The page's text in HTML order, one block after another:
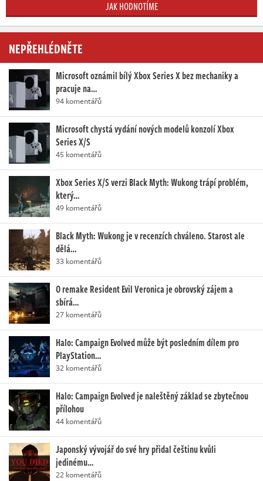
JAK HODNOTÍME
NEPŘEHLÉDNĚTE
Microsoft oznámil bílý Xbox Series X bez mechaniky a
pracuje na…
94 komentářů
Microsoft chystá vydání nových modelů konzolí Xbox
Series X/S
45 komentářů
Xbox Series X/S verzi Black Myth: Wukong trápí problém,
který…
49 komentářů
Black Myth: Wukong je v recenzích chváleno. Starost ale
dělá…
33 komentářů
O remake Resident Evil Veronica je obrovský zájem a
sbírá…
27 komentářů
Halo: Campaign Evolved může být posledním dílem pro
PlayStation…
32 komentářů
Halo: Campaign Evolved je naleštěný základ se zbytečnou
přílohou
44 komentářů
Japonský vývojář do své hry přidal češtinu kvůli
jedinému…
22 komentářů